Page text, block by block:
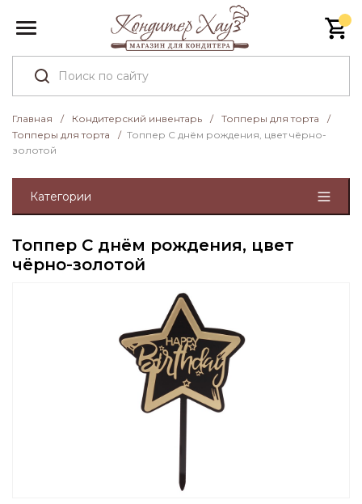
Главная / Кондитерский инвентарь / Топперы для торта
/
Топперы для торта
/ Топпер С днём рождения, цвет чёрно-
золотой
Категории
Топпер С днём рождения, цвет
чёрно-золотой